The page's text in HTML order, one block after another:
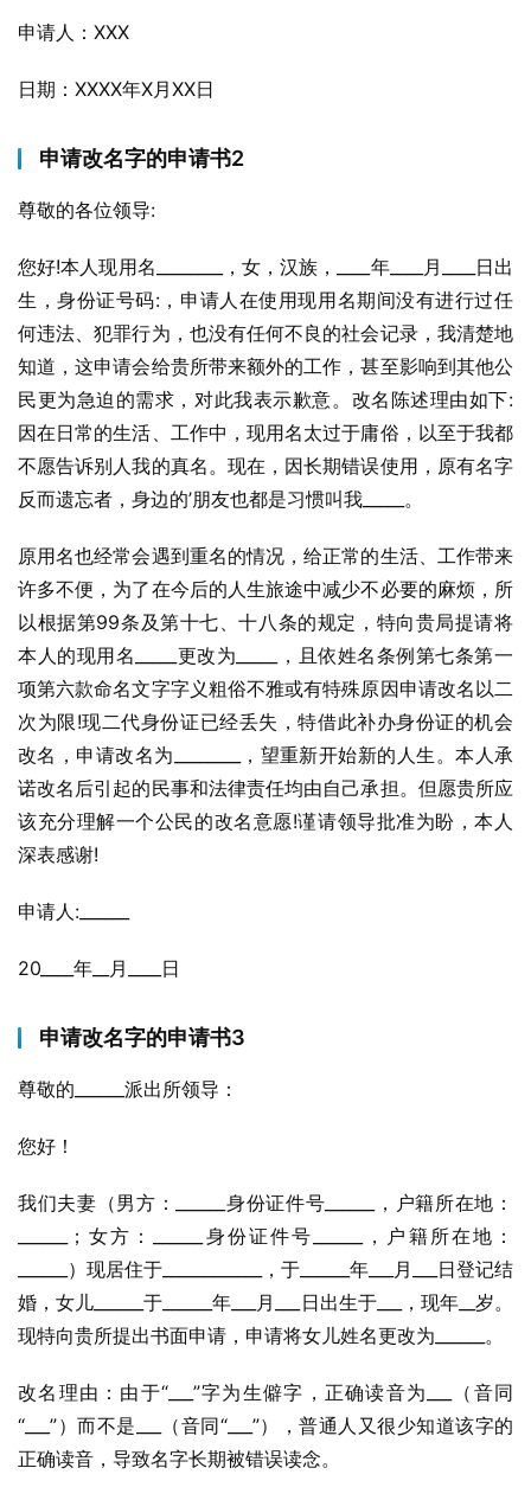
申请人：XXX
日期：XXXX年X月XX日
申请改名字的申请书2
尊敬的各位领导:
您好!本人现用名________，女，汉族，____年____月____日出
生，身份证号码:，申请人在使用现用名期间没有进行过任
何违法、犯罪行为，也没有任何不良的社会记录，我清楚地
知道，这申请会给贵所带来额外的工作，甚至影响到其他公
民更为急迫的需求，对此我表示歉意。改名陈述理由如下:
因在日常的生活、工作中，现用名太过于庸俗，以至于我都
不愿告诉别人我的真名。现在，因长期错误使用，原有名字
反而遗忘者，身边的’朋友也都是习惯叫我_____。
原用名也经常会遇到重名的情况，给正常的生活、工作带来
许多不便，为了在今后的人生旅途中减少不必要的麻烦，所
以根据第99条及第十七、十八条的规定，特向贵局提请将
本人的现用名_____更改为_____，且依姓名条例第七条第一
项第六款命名文字字义粗俗不雅或有特殊原因申请改名以二
次为限!现二代身份证已经丢失，特借此补办身份证的机会
改名，申请改名为________，望重新开始新的人生。本人承
诺改名后引起的民事和法律责任均由自己承担。但愿贵所应
该充分理解一个公民的改名意愿!谨请领导批准为盼，本人
深表感谢!
申请人:______
20____年__月____日
申请改名字的申请书3
尊敬的______派出所领导：
您好！
我们夫妻（男方：______身份证件号______，户籍所在地：
______；女方：______身份证件号______，户籍所在地：
______）现居住于____________，于______年___月___日登记结
婚，女儿______于______年___月___日出生于___，现年__岁。
现特向贵所提出书面申请，申请将女儿姓名更改为______。
改名理由：由于“___”字为生僻字，正确读音为___（音同
“___”）而不是___（音同“___”），普通人又很少知道该字的
正确读音，导致名字长期被错误读念。